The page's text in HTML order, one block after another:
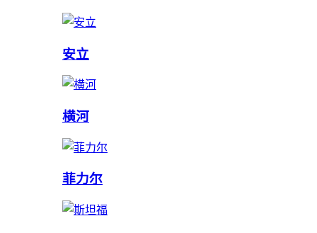
安立
横河
菲力尔